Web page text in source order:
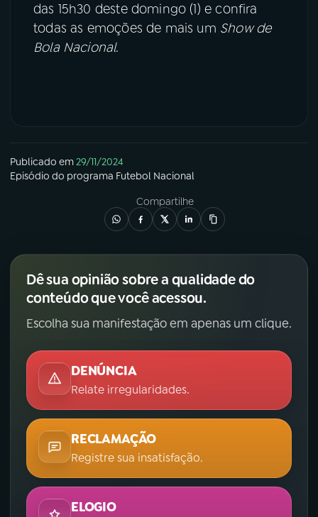
das 15h30 deste domingo (1) e confira
todas as emoções de mais um Show de
Bola Nacional.
Publicado em29/11/2024
Episódio do programa Futebol Nacional
Compartilhe
Dê sua opinião sobre a qualidade do
conteúdo que você acessou.
Escolha sua manifestação em apenas um clique.
DENÚNCIA
Relate irregularidades.
RECLAMAÇÃO
Registre sua insatisfação.
ELOGIO